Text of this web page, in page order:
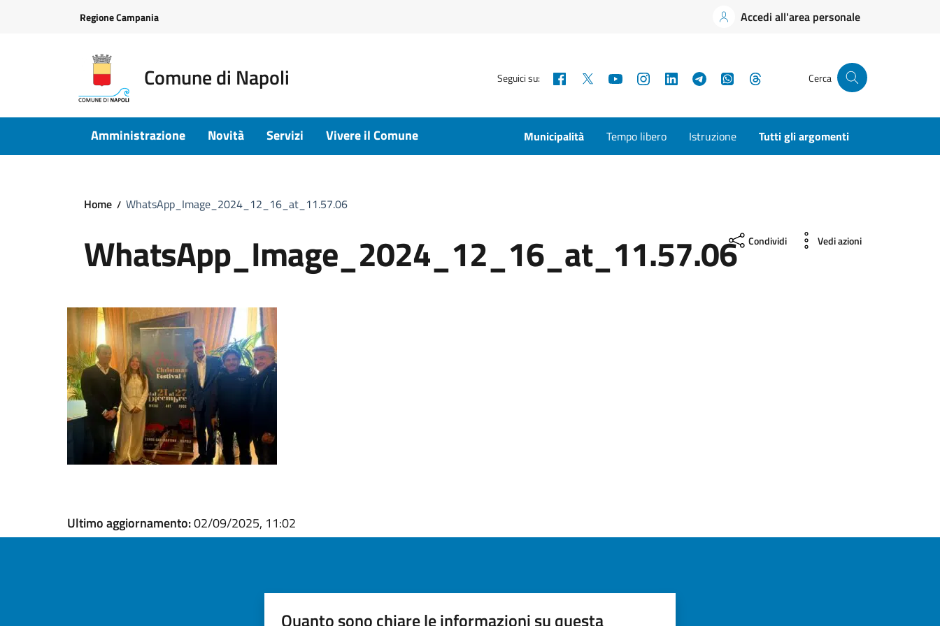
Regione Campania Accedi all'area personale
Comune di Napoli Seguici su: Facebook YouTubeInstagramLinkedInTelegramWhatsApp Cerca
Amministrazione Novità Servizi Vivere il Comune Municipalità Tempo libero Istruzione Tutti gli argomenti
Home WhatsApp_Image_2024_12_16_at_11.57.06
WhatsApp_Image_2024_12_16_at_11.57.06 Condividi Vedi azioni
Ultimo aggiornamento:02/09/2025, 11:02
Quanto sono chiare le informazioni su questa